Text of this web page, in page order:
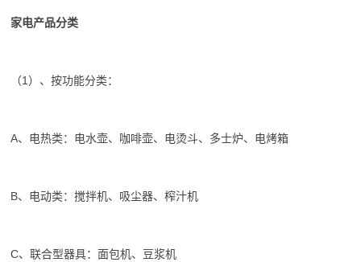
家电产品分类
（1）、按功能分类：
A、电热类：电水壶、咖啡壶、电烫斗、多士炉、电烤箱
B、电动类：搅拌机、吸尘器、榨汁机
C、联合型器具：面包机、豆浆机